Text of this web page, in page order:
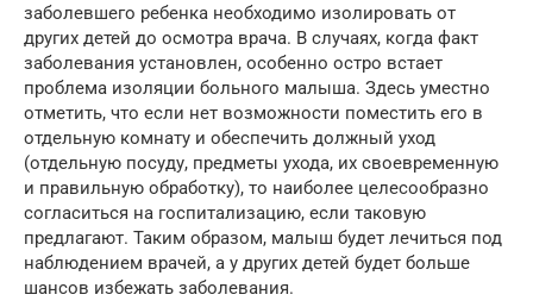
заболевшего ребенка необходимо изолировать от
других детей до осмотра врача. В случаях, когда факт
заболевания установлен, особенно остро встает
проблема изоляции больного малыша. Здесь уместно
отметить, что если нет возможности поместить его в
отдельную комнату и обеспечить должный уход
(отдельную посуду, предметы ухода, их своевременную
и правильную обработку), то наиболее целесообразно
согласиться на госпитализацию, если таковую
предлагают. Таким образом, малыш будет лечиться под
наблюдением врачей, а у других детей будет больше
шансов избежать заболевания.